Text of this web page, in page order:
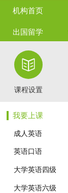
机构首页
出国留学

课程设置
我要上课
成人英语
英语口语
大学英语四级
大学英语六级